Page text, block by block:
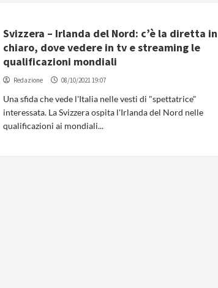
Svizzera – Irlanda del Nord: c’è la diretta in
chiaro, dove vedere in tv e streaming le
qualificazioni mondiali
Redazione 08/10/2021 19:07
Una sfida che vede l'Italia nelle vesti di "spettatrice"
interessata. La Svizzera ospita l'Irlanda del Nord nelle
qualificazioni ai mondiali...